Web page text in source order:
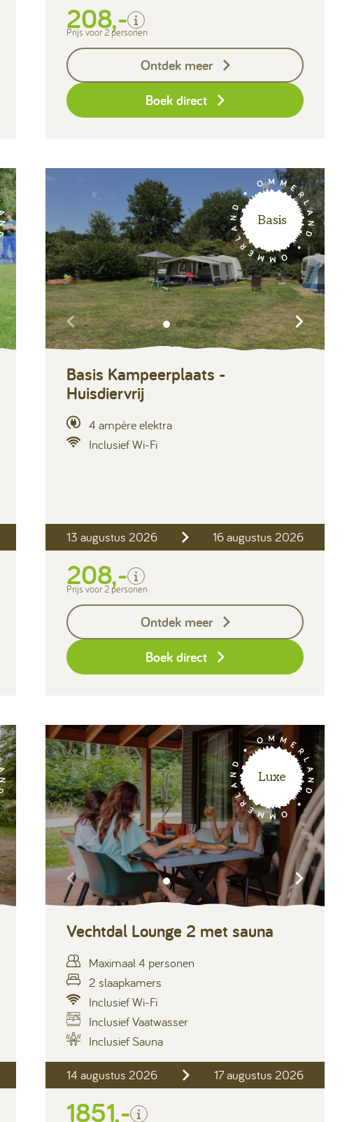
208,-
Exclusief
Borg I-con € 25,-
Prijs voor 2 personen
Ontdek meer
Boek direct
Basis
Basis Kampeerplaats -
Huisdiervrij
4 ampère elektra
Inclusief Wi-Fi
13 augustus 2026 16 augustus 2026
208,-
Inclusief
2 personen
Exclusief
Borg I-con € 25,-
Prijs voor 2 personen
Ontdek meer
Boek direct
Luxe
Vechtdal Lounge 2 met sauna
Maximaal 4 personen
2 slaapkamers
Inclusief Wi-Fi
Inclusief Vaatwasser
Inclusief Sauna
14 augustus 2026 17 augustus 2026
1851,-
Verblijfskosten
Bedlinnen